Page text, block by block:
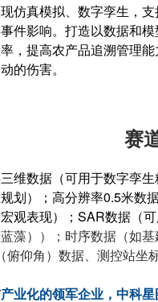
仿真模拟、数字孪生，
件影响。打造以数据和
，提高农产品追溯管理
的伤害。
赛
维数据（可用于数字孪
划）；高分辨率0.5米数
观表现）；SAR数据（
藻））；时序数据（如
仰角）数据、测控站坐
业化的领军企业，中科